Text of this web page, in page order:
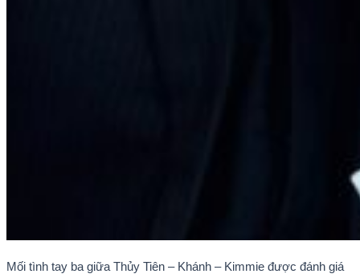
Mối tình tay ba giữa Thủy Tiên – Khánh – Kimmie được đánh giá